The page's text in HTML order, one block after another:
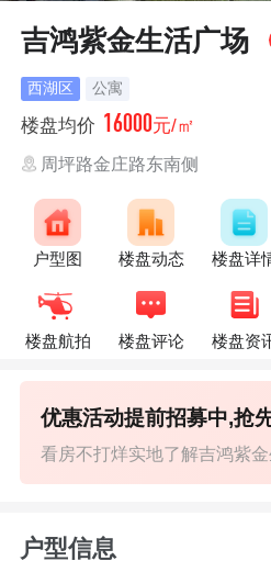
吉鸿紫金生活广场
西湖区 公寓
楼盘均价 16000元/㎡
周坪路金庄路东南侧
户型图 楼盘动态 楼盘详
楼盘航拍 楼盘评论 楼盘资
看房不打烊实地了解吉鸿紫
优惠活动提前招募中,抢
户型信息